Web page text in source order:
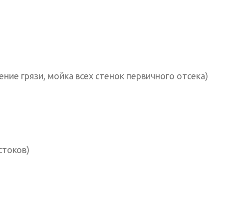
грязи, мойка всех стенок первичного отсека)